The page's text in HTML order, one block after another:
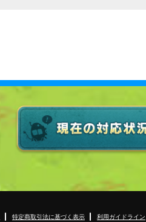
特定商取引法に基づく表示 利用ガイドライン